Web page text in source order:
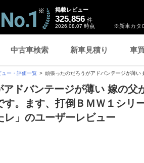
※新車カタ
掲載レビュー
325,856 件
2026.08.07 時点
中古車検索 新車見積り 車
ュー・評価一覧 頑張ったのだろうがアドバンテージが薄い
ドバンテージが薄い 嫁の父
。ます、打倒ＢＭＷ１シリー
レ」のユーザーレビュー